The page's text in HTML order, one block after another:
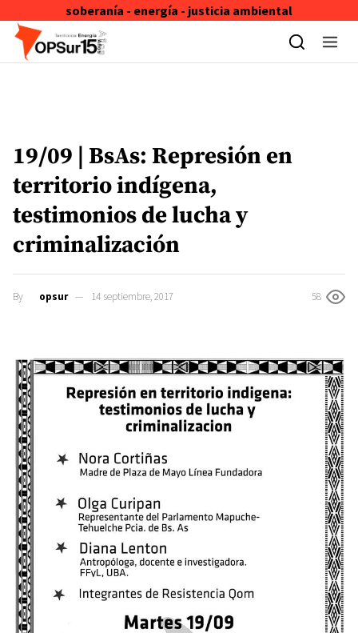
soberanía - energía - justicia ambiental
Skip to content
19/09 | BsAs: Represión en
territorio indígena,
testimonios de lucha y
criminalización
By opsur 14 septiembre, 2017 58